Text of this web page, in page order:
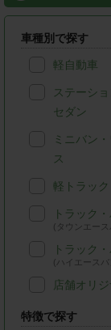
車種別で探す
軽自動車
ステーシ
セダン
ミニバン
ス
軽トラッ
トラック
(タウンエー
トラック
(ハイエース
店舗オリ
特徴で探す